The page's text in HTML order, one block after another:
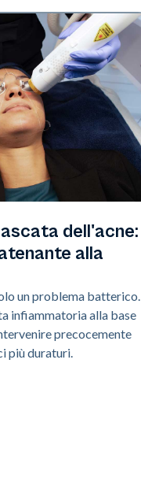
dell'acne:
alla
un problema batterico.
infiammatoria alla base
precocemente
più duraturi.